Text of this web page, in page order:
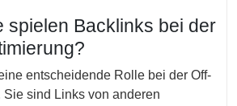
spielen Backlinks bei der
entscheidende Rolle bei der Off-
Sie sind Links von anderen